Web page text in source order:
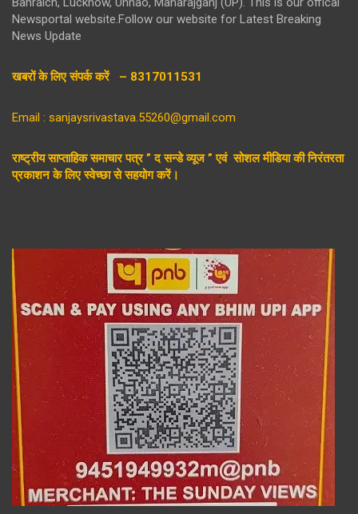
Newsportal website.Follow our website for Latest Breaking
News Update
खबरों के लिए संपर्क करें – 8317011531
Email : sanjaysrivastava.55260@gmail.com
राष्ट्रीय साप्ताहिक समाचार पत्र ” द सन्डे व्यूज ” एवं सोशल मीडिया की निरंतरता
प्रकाशन के लिए स्वेच्छा से सहयोग करें।